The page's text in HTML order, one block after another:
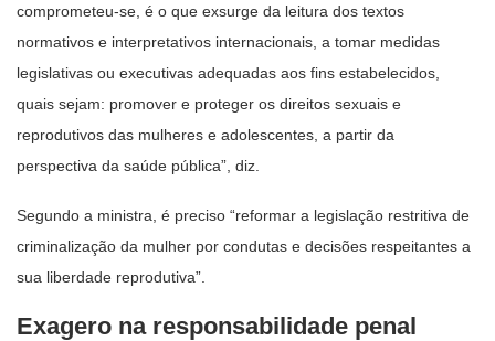
comprometeu-se, é o que exsurge da leitura dos textos
normativos e interpretativos internacionais, a tomar medidas
legislativas ou executivas adequadas aos fins estabelecidos,
quais sejam: promover e proteger os direitos sexuais e
reprodutivos das mulheres e adolescentes, a partir da
perspectiva da saúde pública”, diz.
Segundo a ministra, é preciso “reformar a legislação restritiva de
criminalização da mulher por condutas e decisões respeitantes a
sua liberdade reprodutiva”.
Exagero na responsabilidade penal